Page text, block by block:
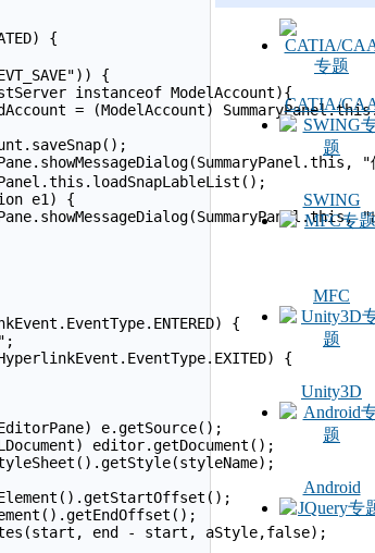
CATIA/
SWING
MFC
Unity3D
Android